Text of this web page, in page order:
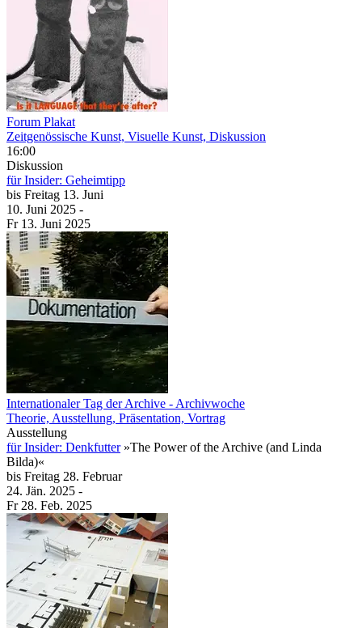
Forum Plakat
Zeitgenössische Kunst, Visuelle Kunst, Diskussion
16:00
Diskussion
für Insider: Geheimtipp
bis Freitag 13. Juni
10. Juni 2025 -
Fr 13. Juni 2025
Internationaler Tag der Archive - Archivwoche
Theorie, Ausstellung, Präsentation, Vortrag
Ausstellung
für Insider: Denkfutter »The Power of the Archive (and Linda
Bilda)«
bis Freitag 28. Februar
24. Jän. 2025 -
Fr 28. Feb. 2025